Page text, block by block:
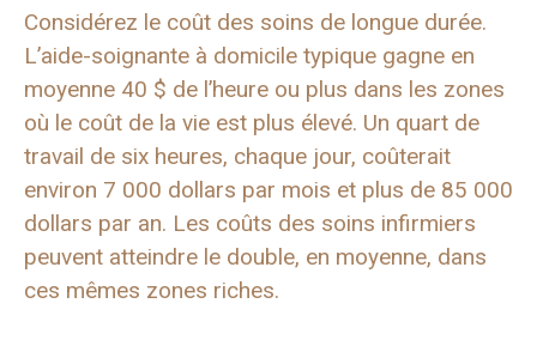
Considérez le coût des soins de longue durée.
L’aide-soignante à domicile typique gagne en
moyenne 40 $ de l’heure ou plus dans les zones
où le coût de la vie est plus élevé. Un quart de
travail de six heures, chaque jour, coûterait
environ 7 000 dollars par mois et plus de 85 000
dollars par an. Les coûts des soins infirmiers
peuvent atteindre le double, en moyenne, dans
ces mêmes zones riches.